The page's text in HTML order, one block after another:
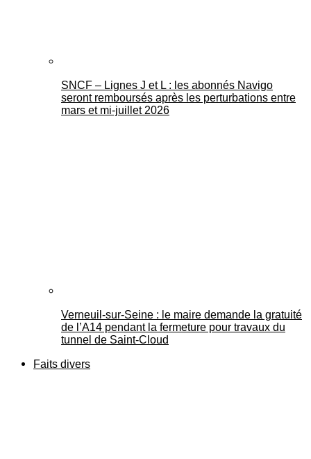
SNCF – Lignes J et L : les abonnés Navigo
seront remboursés après les perturbations entre
mars et mi-juillet 2026
Verneuil-sur-Seine : le maire demande la gratuité
de l’A14 pendant la fermeture pour travaux du
tunnel de Saint-Cloud
Faits divers